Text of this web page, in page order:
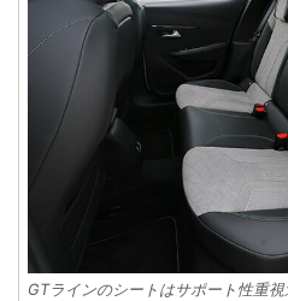
GTラインのシートはサポート性重